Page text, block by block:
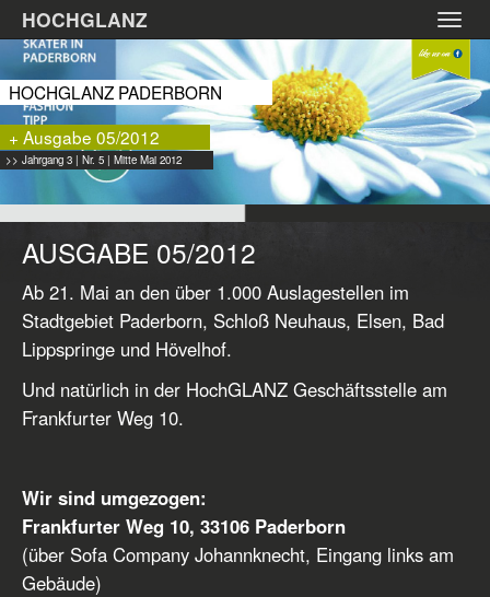
Zum
Hauptinhalt
springen
HOCHGLANZ
HOCHGLANZ PADERBORN
+ Ausgabe 05/2012
>> Jahrgang 3 | Nr. 5 | Mitte Mai 2012
AUSGABE 05/2012
Ab 21. Mai an den über 1.000 Auslagestellen im
Stadtgebiet Paderborn, Schloß Neuhaus, Elsen, Bad
Lippspringe und Hövelhof.
Und natürlich in der HochGLANZ Geschäftsstelle am
Frankfurter Weg 10.
Wir sind umgezogen:
Frankfurter Weg 10, 33106 Paderborn
(über Sofa Company Johannknecht, Eingang links am
Gebäude)